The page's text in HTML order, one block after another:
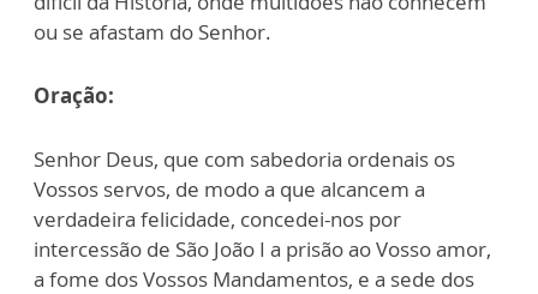
ou se afastam do Senhor.
Oração:
Senhor Deus, que com sabedoria ordenais os
Vossos servos, de modo a que alcancem a
verdadeira felicidade, concedei-nos por
intercessão de São João I a prisão ao Vosso amor,
a fome dos Vossos Mandamentos, e a sede dos